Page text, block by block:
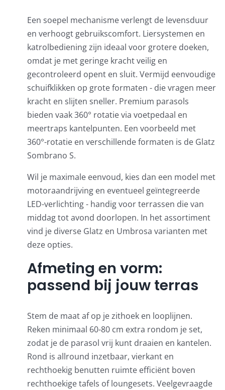
Een soepel mechanisme verlengt de levensduur
en verhoogt gebruikscomfort. Liersystemen en
katrolbediening zijn ideaal voor grotere doeken,
omdat je met geringe kracht veilig en
gecontroleerd opent en sluit. Vermijd eenvoudige
schuifklikken op grote formaten - die vragen meer
kracht en slijten sneller. Premium parasols
bieden vaak 360° rotatie via voetpedaal en
meertraps kantelpunten. Een voorbeeld met
360°-rotatie en verschillende formaten is de Glatz
Sombrano S.
Wil je maximale eenvoud, kies dan een model met
motoraandrijving en eventueel geïntegreerde
LED-verlichting - handig voor terrassen die van
middag tot avond doorlopen. In het assortiment
vind je diverse Glatz en Umbrosa varianten met
deze opties.
Afmeting en vorm:
passend bij jouw terras
Stem de maat af op je zithoek en looplijnen.
Reken minimaal 60-80 cm extra rondom je set,
zodat je de parasol vrij kunt draaien en kantelen.
Rond is allround inzetbaar, vierkant en
rechthoekig benutten ruimte efficiënt boven
rechthoekige tafels of loungesets. Veelgevraagde